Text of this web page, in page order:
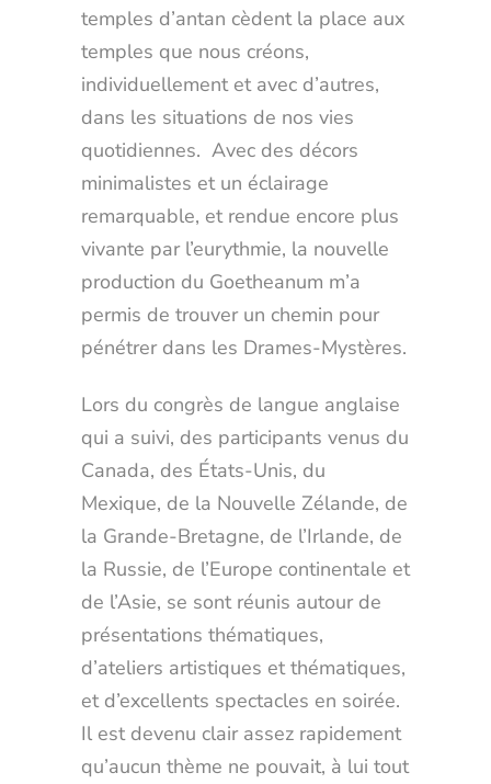
temples d’antan cèdent la place aux
temples que nous créons,
individuellement et avec d’autres,
dans les situations de nos vies
quotidiennes. Avec des décors
minimalistes et un éclairage
remarquable, et rendue encore plus
vivante par l’eurythmie, la nouvelle
production du Goetheanum m’a
permis de trouver un chemin pour
pénétrer dans les Drames-Mystères.
Lors du congrès de langue anglaise
qui a suivi, des participants venus du
Canada, des États-Unis, du
Mexique, de la Nouvelle Zélande, de
la Grande-Bretagne, de l’Irlande, de
la Russie, de l’Europe continentale et
de l’Asie, se sont réunis autour de
présentations thématiques,
d’ateliers artistiques et thématiques,
et d’excellents spectacles en soirée.
Il est devenu clair assez rapidement
qu’aucun thème ne pouvait, à lui tout